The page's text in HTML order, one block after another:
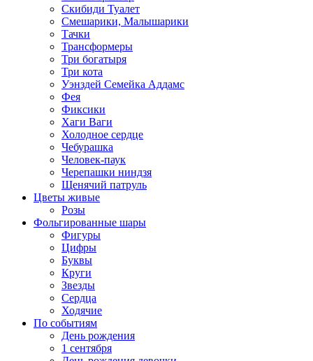
Скибиди Туалет
Смешарики, Малышарики
Тачки
Трансформеры
Три богатыря
Три кота
Уэнздей Семейка Аддамс
Фея
Фиксики
Хаги Ваги
Холодное сердце
Чебурашка
Человек-паук
Черепашки ниндзя
Щенячий патруль
Цветы живые
Розы
Фольгированные шары
Фигуры
Цифры
Буквы
Круги
Звезды
Сердца
Ходячие
По событиям
День рождения
1 сентября